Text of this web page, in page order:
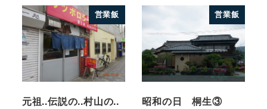
営業飯
元祖..伝説の..村山の..
営業飯
昭和の日 桐生③